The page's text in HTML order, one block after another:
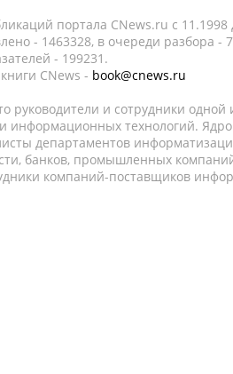
портала CNews.ru c 11.1998
- 1463328, в очереди разбора -
- 199231.
CNews - book@cnews.ru
руководители и сотрудники
информационных технологий.
департаментов
банков, промышленных
компаний-поставщиков